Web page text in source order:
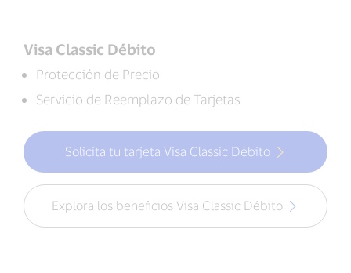
Visa Classic Débito
Protección de Precio
Servicio de Reemplazo de Tarjetas
Solicita tu tarjeta Visa Classic Débito
Explora los beneficios Visa Classic Débito